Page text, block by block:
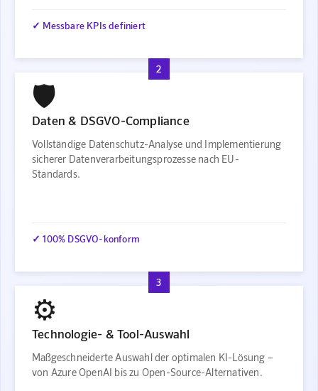
✓ Messbare KPIs definiert
2
🛡️
Daten & DSGVO-Compliance
Vollständige Datenschutz-Analyse und Implementierung
sicherer Datenverarbeitungsprozesse nach EU-
Standards.
✓ 100% DSGVO-konform
3
⚙️
Technologie- & Tool-Auswahl
Maßgeschneiderte Auswahl der optimalen KI-Lösung –
von Azure OpenAI bis zu Open-Source-Alternativen.